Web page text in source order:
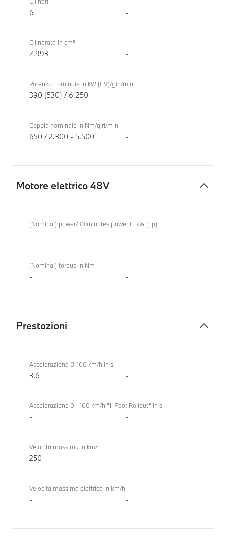
combustione
M xDrive
6 -
Cilindrata in cm³
2.993 -
Potenza nominale in kW (CV)/giri/min
390 (530) / 6.250 -
Coppia nominale in Nm/giri/min
650 / 2.300 - 5.500 -
Motore elettrico 48V
elettrico
48V
Competition
M xDrive
(Nominal) power/30 minutes power in kW (hp)
- -
(Nominal) torque in Nm
- -
Prestazioni
Competition
M xDrive
Accelerazione 0-100 km/h in s
3,6 -
Accelerazione 0 - 100 km/h “1-Foot Rollout“ in s
- -
Velocità massima in km/h
250 -
Velocità massima elettrica in km/h
- -